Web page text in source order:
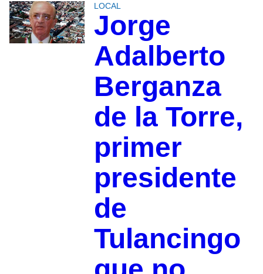
LOCAL
Jorge
Adalberto
Berganza
de la Torre,
primer
presidente
de
Tulancingo